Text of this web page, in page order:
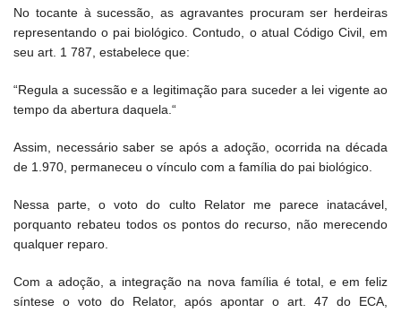
No tocante à sucessão, as agravantes procuram ser herdeiras
representando o pai biológico. Contudo, o atual Código Civil, em
seu art. 1 787, estabelece que:
“Regula a sucessão e a legitimação para suceder a lei vigente ao
tempo da abertura daquela.“
Assim, necessário saber se após a adoção, ocorrida na década
de 1.970, permaneceu o vínculo com a família do pai biológico.
Nessa parte, o voto do culto Relator me parece inatacável,
porquanto rebateu todos os pontos do recurso, não merecendo
qualquer reparo.
Com a adoção, a integração na nova família é total, e em feliz
síntese o voto do Relator, após apontar o art. 47 do ECA,